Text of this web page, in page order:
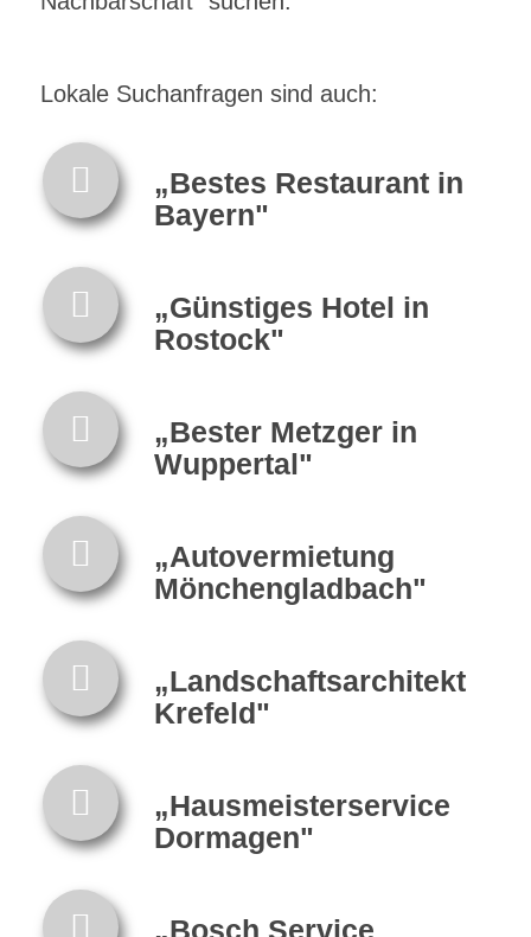
Lokale Suchanfragen sind auch:
„Bestes Restaurant in
Bayern"
„Günstiges Hotel in
Rostock"
„Bester Metzger in
Wuppertal"
„Autovermietung
Mönchengladbach"
„Landschaftsarchitekt
Krefeld"
„Hausmeisterservice
Dormagen"
„Bosch Service